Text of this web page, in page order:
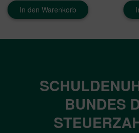
In den Warenkorb
BUNDES